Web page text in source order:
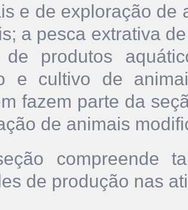
e de exploração de
a pesca extrativa
de produtos
e cultivo de
fazem parte da
de animais
compreende
de produção nas